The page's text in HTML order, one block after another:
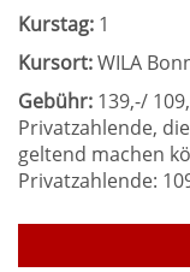
Kurstag: 1
Kursort:WILA
Gebühr: 139,-/
Privatzahlende,
geltend machen
Privatzahlende: